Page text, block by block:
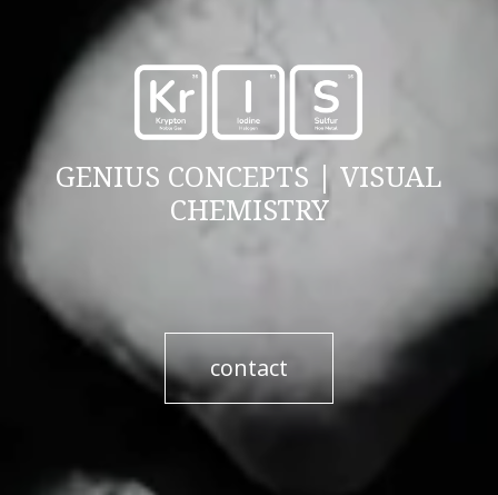
GENIUS CONCEPTS | VISUAL
CHEMISTRY
co​​​​ntact